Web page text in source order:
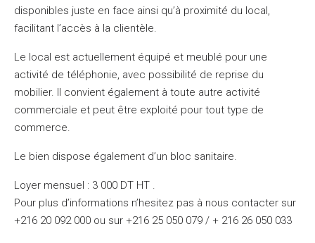
disponibles juste en face ainsi qu’à proximité du local,
facilitant l’accès à la clientèle.
Le local est actuellement équipé et meublé pour une
activité de téléphonie, avec possibilité de reprise du
mobilier. Il convient également à toute autre activité
commerciale et peut être exploité pour tout type de
commerce.
Le bien dispose également d’un bloc sanitaire.
Loyer mensuel : 3 000 DT HT .
Pour plus d’informations n’hesitez pas à nous contacter sur
+216 20 092 000 ou sur +216 25 050 079 / + 216 26 050 033